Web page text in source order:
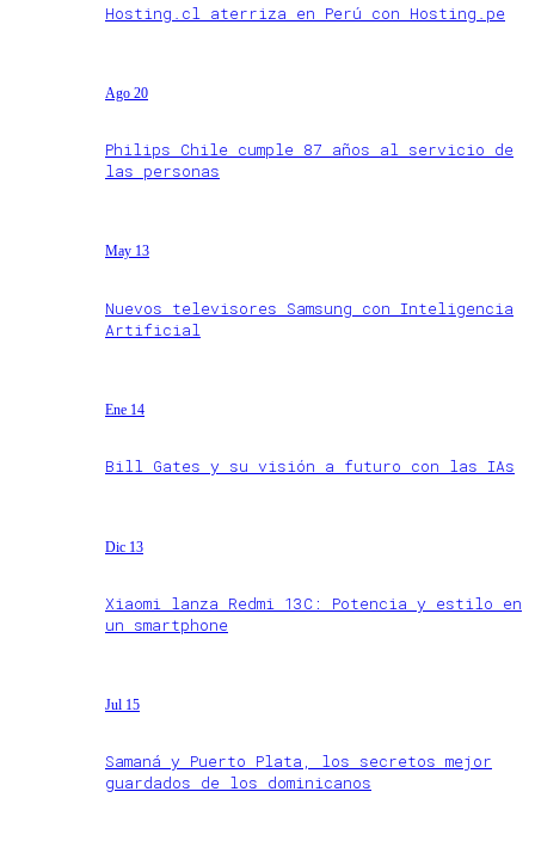
Hosting.cl aterriza en Perú con Hosting.pe
Ago 20
Philips Chile cumple 87 años al servicio de
las personas
May 13
Nuevos televisores Samsung con Inteligencia
Artificial
Ene 14
Bill Gates y su visión a futuro con las IAs
Dic 13
Xiaomi lanza Redmi 13C: Potencia y estilo en
un smartphone
Jul 15
Samaná y Puerto Plata, los secretos mejor
guardados de los dominicanos